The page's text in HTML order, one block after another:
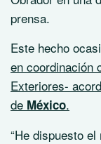
prensa.
Este hecho
en coordinación
Exteriores-
de México.
“He dispuesto